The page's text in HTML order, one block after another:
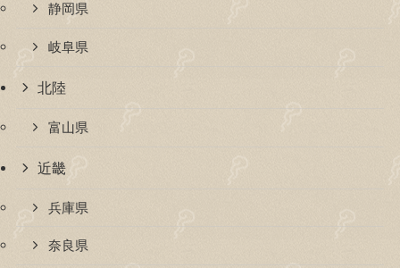
静岡県
岐阜県
北陸
富山県
近畿
兵庫県
奈良県